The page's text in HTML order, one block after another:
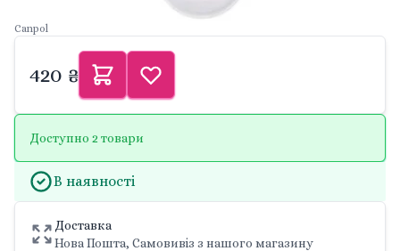
Canpol
420 ₴
Доступно 2 товари
В наявності
Доставка
Нова Пошта, Самовивіз з нашого магазину